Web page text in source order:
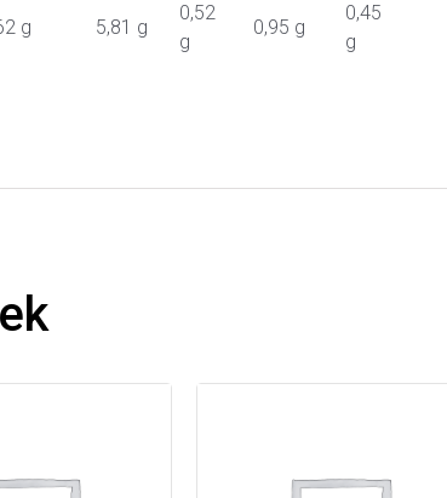
g 5,81 g
0,52
g
0,95 g
0,45
g